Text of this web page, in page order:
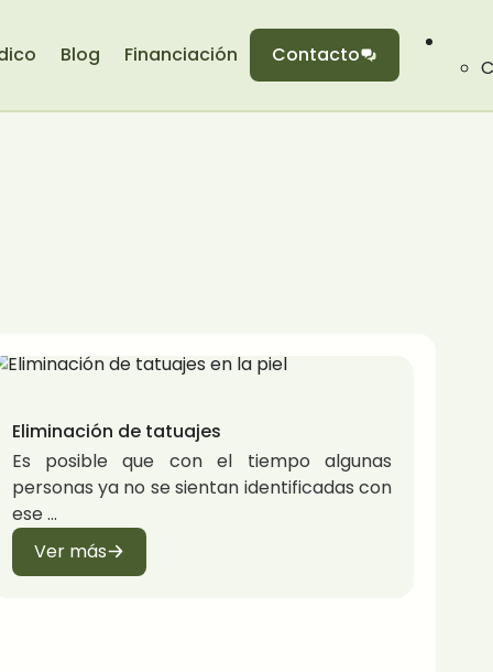
Blog Financiación Contacto
Eliminación de tatuajes
Es posible que con el tiempo algunas
personas ya no se sientan identificadas con
ese
Ver más